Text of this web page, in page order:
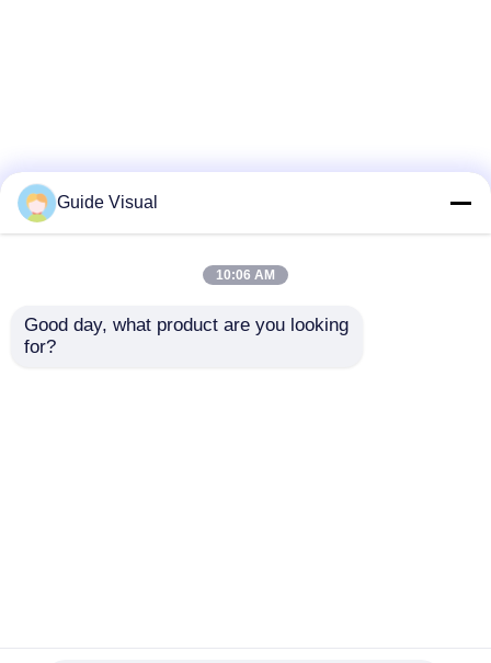
Guide Visual
10:06 AM
Good day, what product are you looking
for?